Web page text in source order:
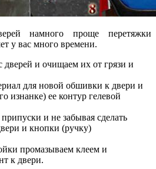
намного проще перетяжки
у вас много времени.
и очищаем их от грязи и
для новой обшивки к двери и
изнанке) ее контур гелевой
и не забывая сделать
и кнопки (ручку)
промазываем клеем и
к двери.